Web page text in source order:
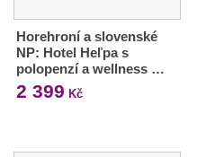
Horehroní a slovenské
NP: Hotel Heľpa s
polopenzí a wellness …
2 399 Kč